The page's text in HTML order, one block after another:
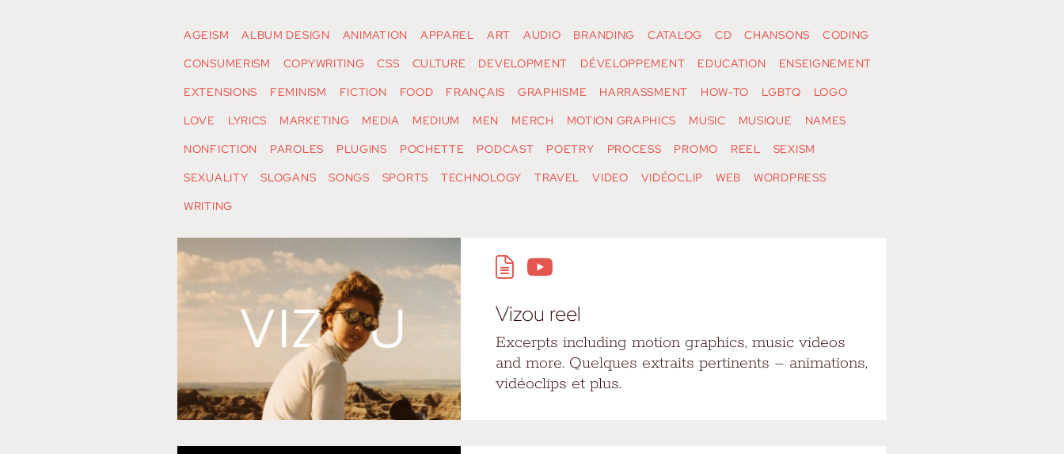
AGEISM ALBUM DESIGN ANIMATION APPAREL ART AUDIO BRANDING CATALOG CD CHANSONS
CODING
CONSUMERISM
COPYWRITING CSS CULTURE DEVELOPMENT DÉVELOPPEMENT EDUCATION
ENSEIGNEMENT
EXTENSIONS
FEMINISM FICTION FOOD FRANÇAIS GRAPHISME HARRASSMENT HOW-TO LGBTQ
LOGO
LOVE
LYRICS MARKETING MEDIA MEDIUM MEN MERCH MOTION GRAPHICS MUSIC MUSIQUE
NAMES
NONFICTION
PAROLES PLUGINS POCHETTE PODCAST POETRY PROCESS PROMO REEL
SEXISM
SEXUALITY
SLOGANS SONGS SPORTS TECHNOLOGY TRAVEL VIDEO VIDÉOCLIP WEB
WORDPRESS
WRITING
Vizou reel
Excerpts including motion graphics, music videos
and more. Quelques extraits pertinents – animations,
vidéoclips et plus.